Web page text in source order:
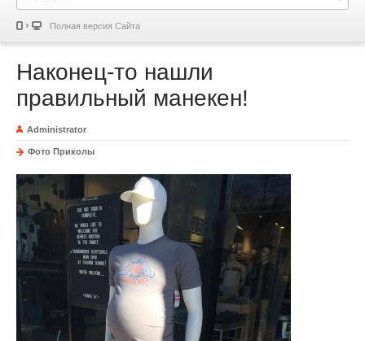
Полная версия Сайта
Наконец-то нашли
правильный манекен!
Administrator
Фото Приколы